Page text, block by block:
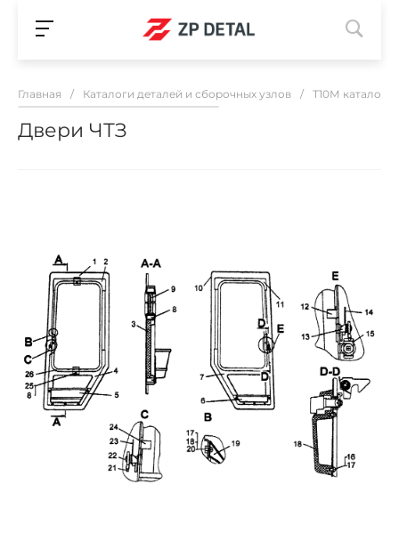
Главная / Каталоги деталей и сборочных узлов / Т10М каталог
Двери ЧТЗ